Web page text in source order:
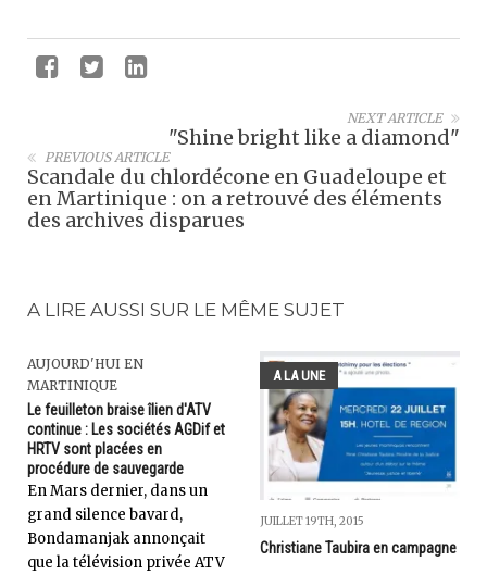
NEXT ARTICLE
"Shine bright like a diamond"
PREVIOUS ARTICLE
Scandale du chlordécone en Guadeloupe et
en Martinique : on a retrouvé des éléments
des archives disparues
A LIRE AUSSI SUR LE MÊME SUJET
AUJOURD'HUI EN
MARTINIQUE
Le feuilleton braise îlien d'ATV
continue : Les sociétés AGDif et
HRTV sont placées en
procédure de sauvegarde
En Mars dernier, dans un
grand silence bavard,
Bondamanjak annonçait
que la télévision privée ATV
A LA UNE
JUILLET 19TH, 2015
Christiane Taubira en campagne